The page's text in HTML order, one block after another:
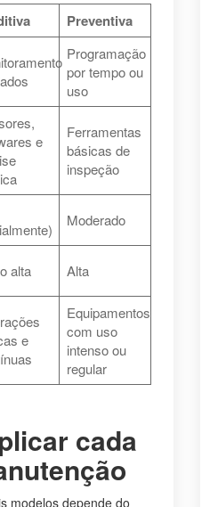
Preventiva
Programação
por tempo ou
uso
e
Ferramentas
básicas de
inspeção
Moderado
alta Alta
e
Equipamentos
com uso
intenso ou
regular
cada
modelos depende do